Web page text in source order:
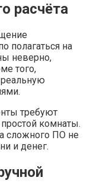
расчёта
полагаться на
неверно,
того,
требуют
комнаты.
сложного ПО не
и денег.